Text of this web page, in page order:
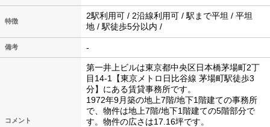
特徴
2駅利用可 / 2沿線利用可 / 駅まで平坦 / 平坦
地 / 駅徒歩5分以内 /
備考 -
コメント
第一井上ビルは東京都中央区日本橋茅場町2丁
目14-1【東京メトロ日比谷線 茅場町駅徒歩3
分】にある賃貸事務所です。
1972年9月築の地上7階/地下1階建ての事務所
で、物件は地上7階/地下1階建ての5階部分で
す。物件の広さは17.16坪です。